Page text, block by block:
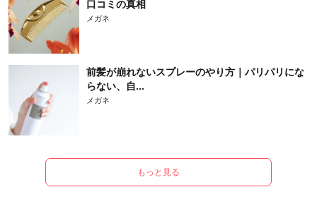
口コミの真相
メガネ
前髪が崩れないスプレーのやり方｜パリパリにな
らない、自...
メガネ
もっと見る